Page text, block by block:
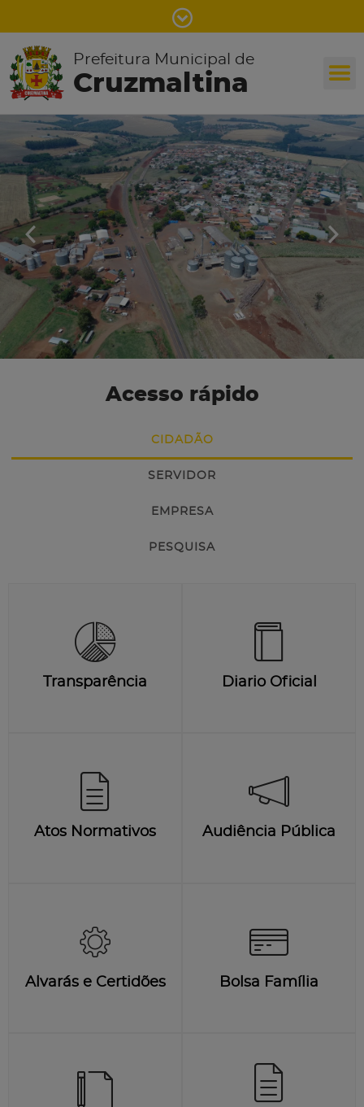
Prefeitura Municipal de
Cruzmaltina
Acesso rápido
CIDADÃO
SERVIDOR
EMPRESA
PESQUISA
Transparência Diario Oficial
Atos Normativos Audiência Pública
Alvarás e Certidões Bolsa Família